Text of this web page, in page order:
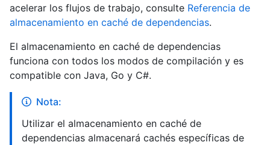
acelerar los flujos de trabajo, consulte Referencia de
almacenamiento en caché de dependencias.
El almacenamiento en caché de dependencias
funciona con todos los modos de compilación y es
compatible con Java, Go y C#.
Nota:
Utilizar el almacenamiento en caché de
dependencias almacenará cachés específicas de